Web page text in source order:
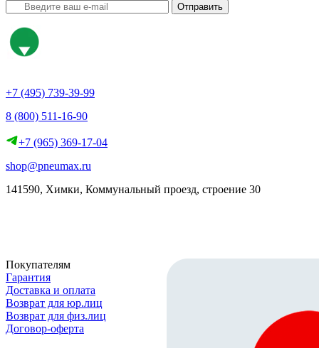
Отправить
+7 (495) 739-39-99
8 (800) 511-16-90
+7 (965) 369-17-04
shop@pneumax.ru
141590, Химки, Коммунальный проезд, строение 30
Покупателям
Гарантия
Доставка и оплата
Возврат для юр.лиц
Возврат для физ.лиц
Договор-оферта